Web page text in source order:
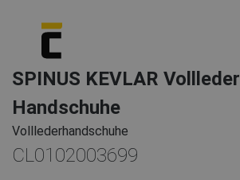
SPINUS KEVLAR Vollleder
Handschuhe
Volllederhandschuhe
CL0102003699